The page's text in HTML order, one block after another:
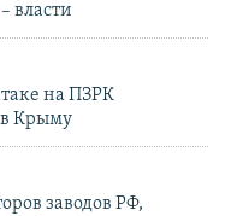
власти
на ПЗРК
Крыму
заводов РФ,